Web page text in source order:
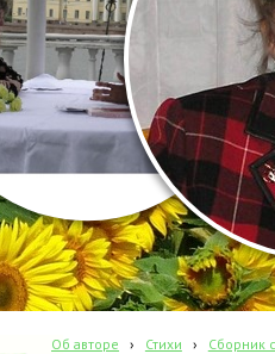
Об авторе › Стихи › Сборник